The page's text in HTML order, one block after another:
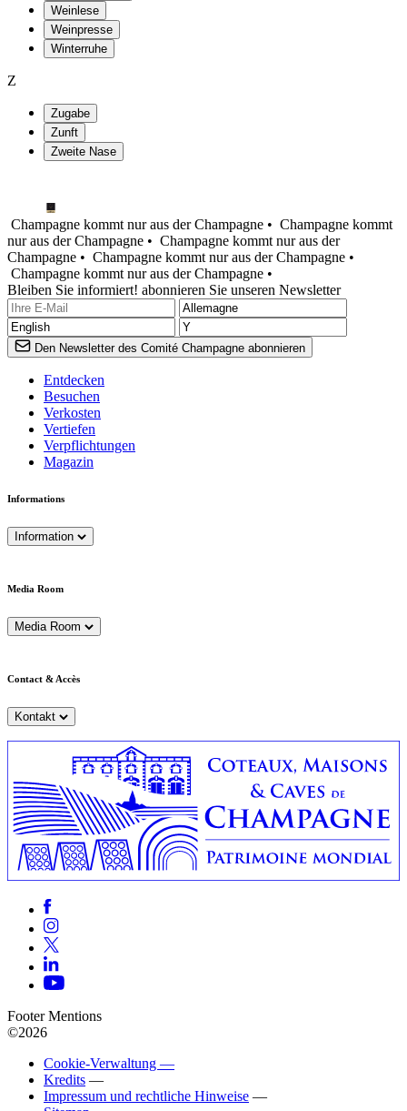
Weinlese
Weinpresse
Winterruhe
Z
Zugabe
Zunft
Zweite Nase
Champagne kommt nur aus der Champagne • Champagne kommt
nur aus der Champagne • Champagne kommt nur aus der
Champagne • Champagne kommt nur aus der Champagne •
Champagne kommt nur aus der Champagne •
Bleiben Sie informiert! abonnieren Sie unseren Newsletter
Den Newsletter des Comité Champagne abonnieren
Entdecken
Besuchen
Verkosten
Vertiefen
Verpflichtungen
Magazin
Informations
Information
Media Room
Media Room
Contact & Accès
Kontakt
Footer Mentions
©2026
Cookie-Verwaltung —
Kredits —
Impressum und rechtliche Hinweise —